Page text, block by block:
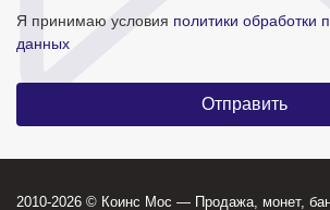
Я принимаю условия политики обработки
данных
2010-2026 © Коинс Мос — Продажа, монет,